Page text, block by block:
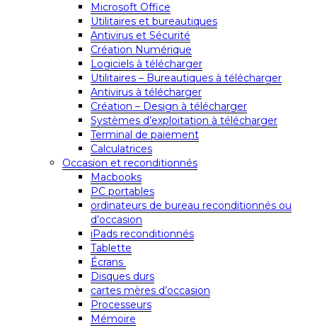
Microsoft Office
Utilitaires et bureautiques
Antivirus et Sécurité
Création Numérique
Logiciels à télécharger
Utilitaires – Bureautiques à télécharger
Antivirus à télécharger
Création – Design à télécharger
Systèmes d’exploitation à télécharger
Terminal de paiement
Calculatrices
Occasion et reconditionnés
Macbooks
PC portables
ordinateurs de bureau reconditionnés ou
d’occasion
iPads reconditionnés
Tablette
Écrans
Disques durs
cartes mères d’occasion
Processeurs
Mémoire